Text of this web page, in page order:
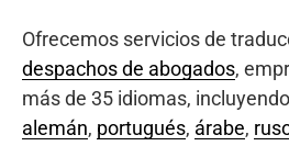
Ofrecemos servicios de
despachos de abogados,
más de 35 idiomas,
alemán, portugués, árabe,